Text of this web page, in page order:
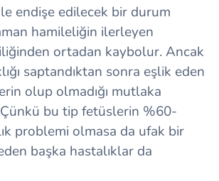
endişe edilecek bir durum
hamileliğin ilerleyen
ortadan kaybolur. Ancak
saptandıktan sonra eşlik eden
olup olmadığı mutlaka
bu tip fetüslerin %60-
problemi olmasa da ufak bir
başka hastalıklar da